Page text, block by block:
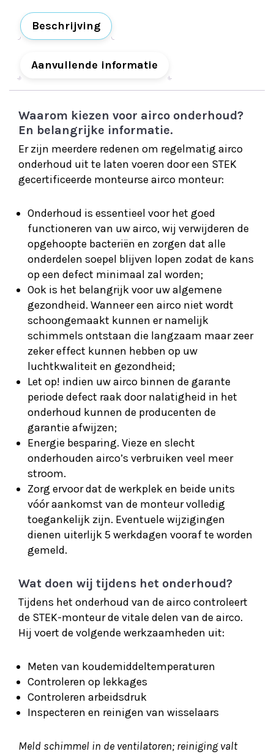
Beschrijving
Aanvullende informatie
Waarom kiezen voor airco onderhoud?
En belangrijke informatie.
Er zijn meerdere redenen om regelmatig airco
onderhoud uit te laten voeren door een STEK
gecertificeerde monteurse airco monteur:
Onderhoud is essentieel voor het goed
functioneren van uw airco, wij verwijderen de
opgehoopte bacteriën en zorgen dat alle
onderdelen soepel blijven lopen zodat de kans
op een defect minimaal zal worden;
Ook is het belangrijk voor uw algemene
gezondheid. Wanneer een airco niet wordt
schoongemaakt kunnen er namelijk
schimmels ontstaan die langzaam maar zeer
zeker effect kunnen hebben op uw
luchtkwaliteit en gezondheid;
Let op! indien uw airco binnen de garante
periode defect raak door nalatigheid in het
onderhoud kunnen de producenten de
garantie afwijzen;
Energie besparing. Vieze en slecht
onderhouden airco’s verbruiken veel meer
stroom.
Zorg ervoor dat de werkplek en beide units
vóór aankomst van de monteur volledig
toegankelijk zijn. Eventuele wijzigingen
dienen uiterlijk 5 werkdagen vooraf te worden
gemeld.
Wat doen wij tijdens het onderhoud?
Tijdens het onderhoud van de airco controleert
de STEK-monteur de vitale delen van de airco.
Hij voert de volgende werkzaamheden uit:
Meten van koudemiddeltemperaturen
Controleren op lekkages
Controleren arbeidsdruk
Inspecteren en reinigen van wisselaars
Meld schimmel in de ventilatoren; reiniging valt